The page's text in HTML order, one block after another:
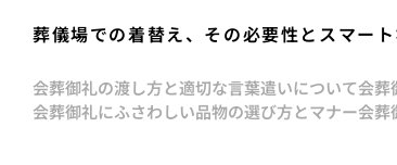
葬儀場での着替え、その必要性とスマー
会葬御礼の渡し方と適切な言葉遣いについて会葬
会葬御礼にふさわしい品物の選び方とマナー会葬